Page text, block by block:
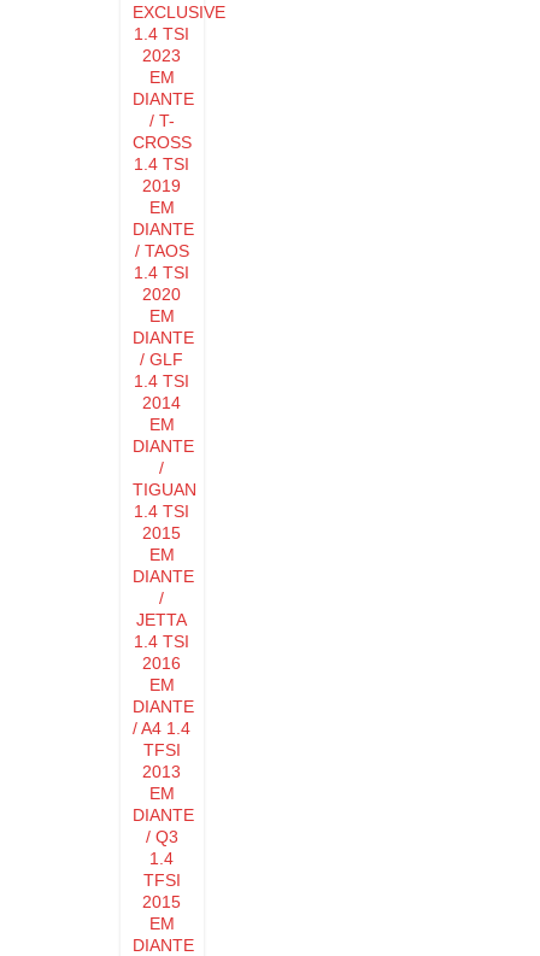
EXCLUSIVE
1.4 TSI
2023
EM
DIANTE
/ T-
CROSS
1.4 TSI
2019
EM
DIANTE
/ TAOS
1.4 TSI
2020
EM
DIANTE
/ GLF
1.4 TSI
2014
EM
DIANTE
/
TIGUAN
1.4 TSI
2015
EM
DIANTE
/
JETTA
1.4 TSI
2016
EM
DIANTE
/ A4 1.4
TFSI
2013
EM
DIANTE
/ Q3
1.4
TFSI
2015
EM
DIANTE